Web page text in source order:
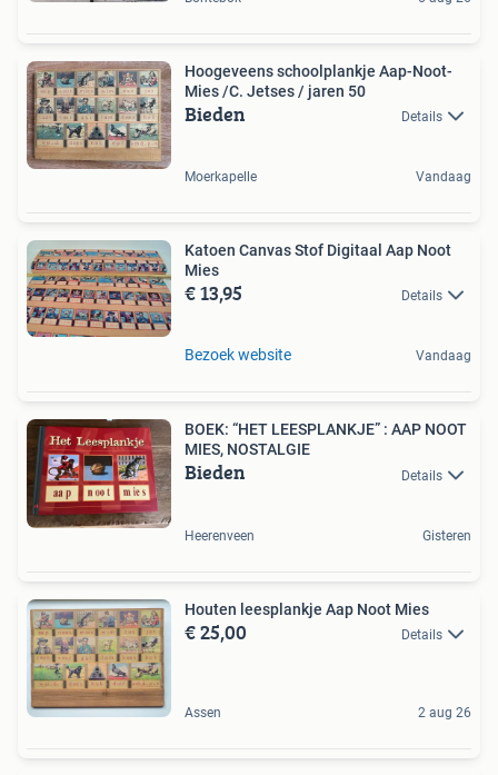
Hoogeveens schoolplankje Aap-Noot-
Mies /C. Jetses / jaren 50
Bieden Details
Moerkapelle Vandaag
Katoen Canvas Stof Digitaal Aap Noot
Mies
€ 13,95 Details
Bezoek website Vandaag
BOEK: “HET LEESPLANKJE” : AAP NOOT
MIES, NOSTALGIE
Bieden Details
Heerenveen Gisteren
Houten leesplankje Aap Noot Mies
€ 25,00 Details
Assen 2 aug 26